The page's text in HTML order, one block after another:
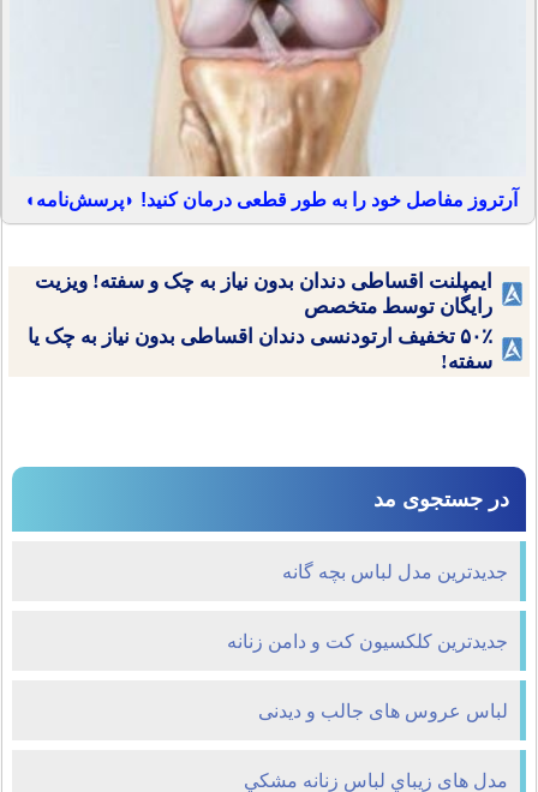
آرتروز مفاصل خود را به طور قطعی درمان کنید! ◗پرسش‌نامه◖
ایمپلنت اقساطی دندان بدون نیاز به چک و سفته! ویزیت
رایگان توسط متخصص
۵۰٪ تخفیف ارتودنسی دندان اقساطی بدون نیاز به چک یا
سفته!
در جستجوی مد
جدیدترین مدل لباس بچه گانه
جدیدترین کلکسیون کت و دامن زنانه
لباس عروس های جالب و دیدنی
مدل های زيباي لباس زنانه مشکي